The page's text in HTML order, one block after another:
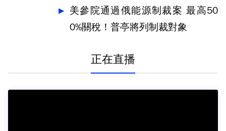
美參院通過俄能源制裁案 最高50
0%關稅！普亭將列制裁對象
正在直播